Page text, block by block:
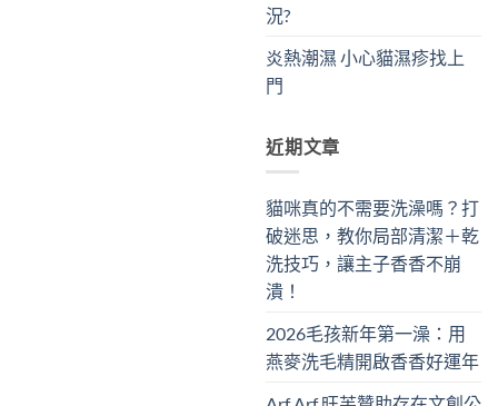
況?
炎熱潮濕 小心貓濕疹找上
門
近期文章
貓咪真的不需要洗澡嗎？打
破迷思，教你局部清潔＋乾
洗技巧，讓主子香香不崩
潰！
2026毛孩新年第一澡：用
燕麥洗毛精開啟香香好運年